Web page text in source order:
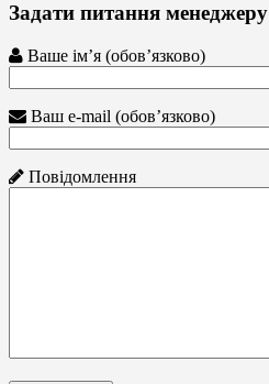
Задати питання менеджеру
Ваше ім’я (обов’язково)
Ваш e-mail (обов’язково)
Повідомлення